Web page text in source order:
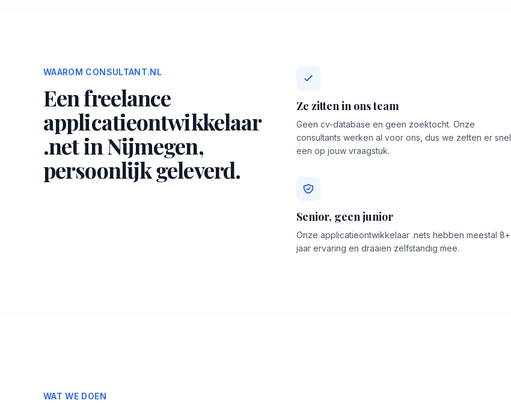
WAAROM CONSULTANT.NL
Een freelance
applicatieontwikkelaar
.net in Nijmegen,
persoonlijk geleverd.
Ze zitten in ons team
Geen cv-database en geen zoektocht. Onze
consultants werken al voor ons, dus we zetten er snel
een op jouw vraagstuk.
Senior, geen junior
Onze applicatieontwikkelaar .nets hebben meestal 8+
jaar ervaring en draaien zelfstandig mee.
WAT WE DOEN